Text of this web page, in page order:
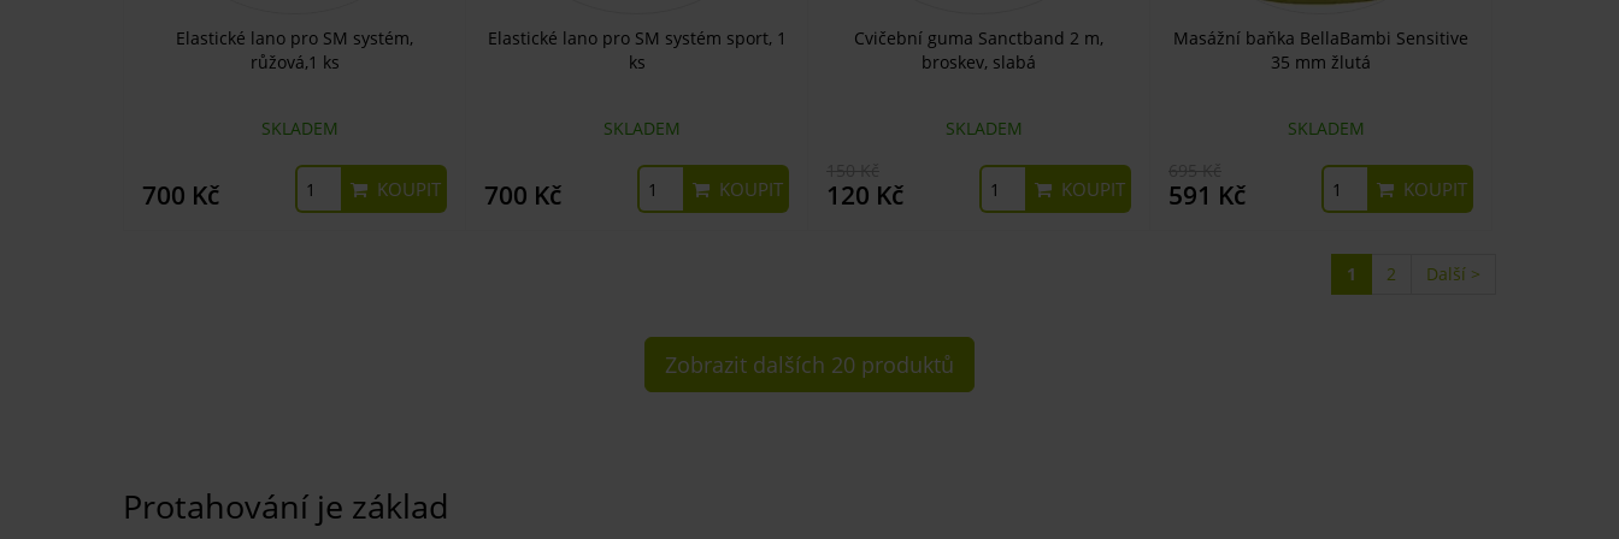
Elastické lano pro SM systém,
růžová,1 ks
SKLADEM
700 Kč KOUPIT
Elastické lano pro SM systém sport, 1
ks
SKLADEM
700 Kč KOUPIT
Cvičební guma Sanctband 2 m,
broskev, slabá
SKLADEM
120 Kč KOUPIT
Masážní baňka BellaBambi Sensitive
35 mm žlutá
SKLADEM
591 Kč KOUPIT
1 2 Další >
Zobrazit dalších 20 produktů
Protahování je základ